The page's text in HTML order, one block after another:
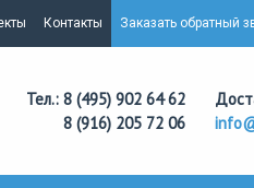
Контакты Заказать обратный
Тел.: 8 (495) 902 64 62
8 (916) 205 72 06